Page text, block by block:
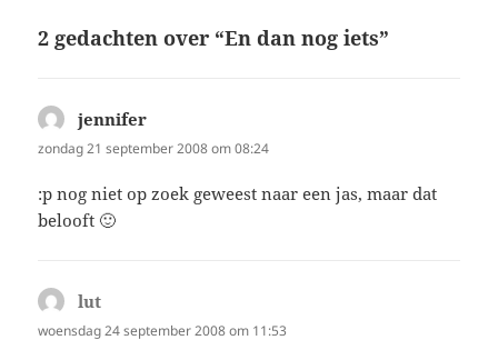
2 gedachten over “En dan nog iets”
jennifer
zondag 21 september 2008 om 08:24
:p nog niet op zoek geweest naar een jas, maar dat
belooft 🙂
lut
woensdag 24 september 2008 om 11:53